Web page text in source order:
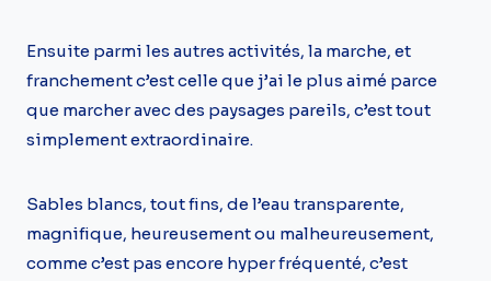
Ensuite parmi les autres activités, la marche, et
franchement c’est celle que j’ai le plus aimé parce
que marcher avec des paysages pareils, c’est tout
simplement extraordinaire.
Sables blancs, tout fins, de l’eau transparente,
magnifique, heureusement ou malheureusement,
comme c’est pas encore hyper fréquenté, c’est